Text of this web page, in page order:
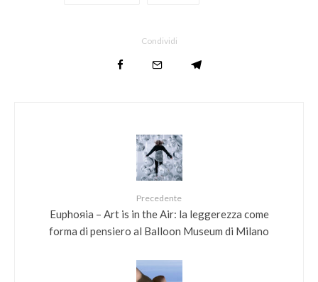
Condividi
Precedente
Euphoяia – Art is in the Air: la leggerezza come
forma di pensiero al Balloon Museum di Milano